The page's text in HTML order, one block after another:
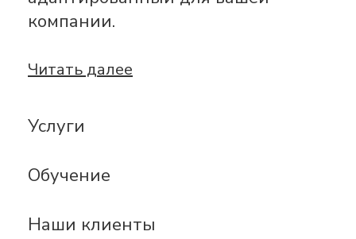
Услуги
Обучение
Наши клиенты
компании.
Читать далее